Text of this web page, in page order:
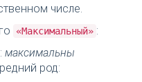
числе.
«Максимальный» :
максимальны
род: